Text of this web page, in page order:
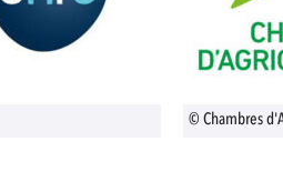
© Chambres